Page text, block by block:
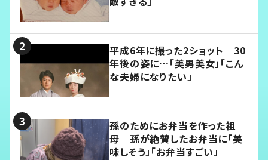
平成6年に撮った2ショット 30
年後の姿に…「美男美女」「こん
な夫婦になりたい」
孫のためにお弁当を作った祖
母 孫が絶賛したお弁当に「美
味しそう」「お弁当すごい」